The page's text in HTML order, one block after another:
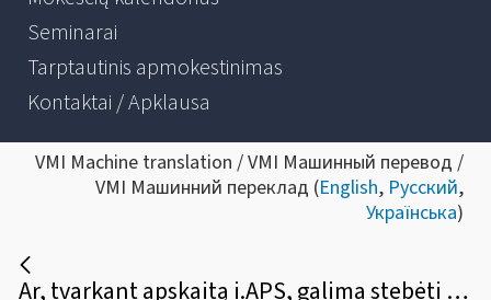
Seminarai
Tarptautinis apmokestinimas
Kontaktai / Apklausa
VMI Machine translation / VMI Машинный перевод /
VMI Машинний переклад (English, Русский,
Українська)
Ar, tvarkant apskaitą i.APS, galima stebėti savo turimų prekių likučius, metų gale atlikti prekių inventorizaciją?